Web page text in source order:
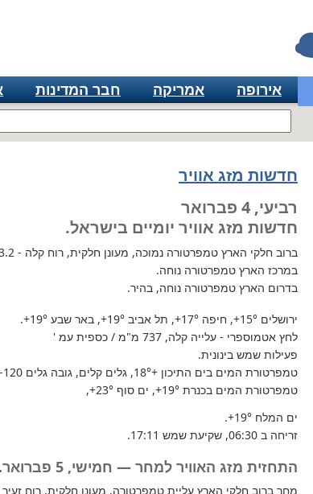
אירופה אמריקה חבר המדינות
חדשות מזג אוויר
רביעי, 4 פברואר
חדשות מזג אוויר יומיים בישראל.
ברוב חלקי הארץ טמפרטורה נמוכה, מעונן חלקית, רוח קלה - 3.2 מ"ש.
במרכז הארץ טמפרטורה נוחה.
בדרום הארץ טמפרטורה נוחה, בהיר.
ירושלים +15°, חיפה +17°, תל אביב +19°, באר שבע +19°
.
לחץ אטמוספרי - עלייה קלה, 737 מ"מ / כספית עמ '
פעילות שמש בינונית.
טמפרטורת המים בים התיכון +18°
, גלים קלים, גובה גלים 70-120 ס"מ
טמפרטורת המים בכנרת +19°, ים סוף +23°
,
ים המלח +19°
.
זריחה ב 06:30, שקיעת שמש 17:11.
התחזית מזג האוויר למחר — חמישי, 5 פברואר.